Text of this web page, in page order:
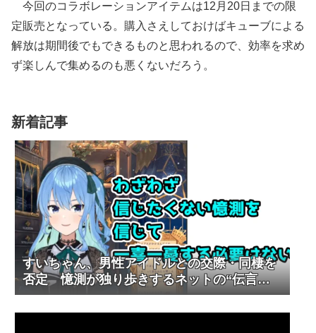
今回のコラボレーションアイテムは12月20日までの限
定販売となっている。購入さえしておけばキューブによる
解放は期間後でもできるものと思われるので、効率を求め
ず楽しんで集めるのも悪くないだろう。
新着記事
すいちゃん、男性アイドルとの交際・同棲を
否定 憶測が独り歩きするネットの“伝言ゲ
ーム”に警鐘も